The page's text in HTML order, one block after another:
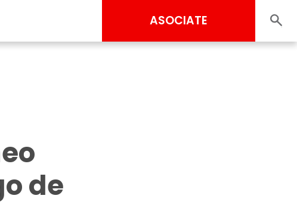
ASOCIATE
de